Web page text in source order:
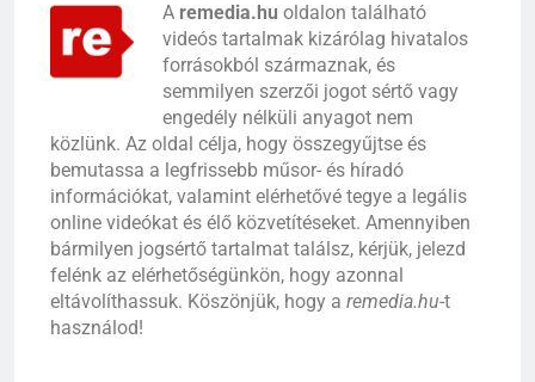
A remedia.hu oldalon található
videós tartalmak kizárólag hivatalos
forrásokból származnak, és
semmilyen szerzői jogot sértő vagy
engedély nélküli anyagot nem
közlünk. Az oldal célja, hogy összegyűjtse és
bemutassa a legfrissebb műsor- és híradó
információkat, valamint elérhetővé tegye a legális
online videókat és élő közvetítéseket. Amennyiben
bármilyen jogsértő tartalmat találsz, kérjük, jelezd
felénk az elérhetőségünkön, hogy azonnal
eltávolíthassuk. Köszönjük, hogy a remedia.hu-t
használod!